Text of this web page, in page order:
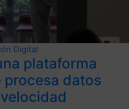
Digital
plataforma
datos